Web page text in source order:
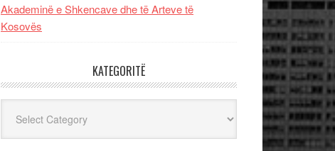
Akademinë e Shkencave dhe të Arteve të
Kosovës
KATEGORITË